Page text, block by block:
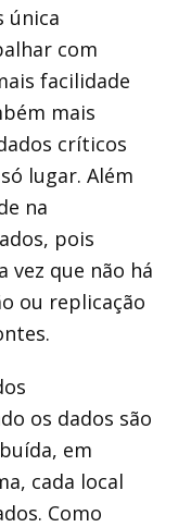
única
com
facilidade
mais
críticos
lugar. Além
na
pois
vez que não há
ou replicação
os dados são
em
cada local
Como